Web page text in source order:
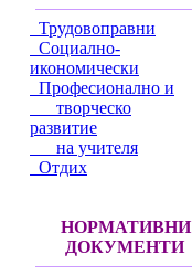
Трудовоправни
Социално-
икономически
Професионално и
творческо
развитие
на учителя
Отдих
НОРМАТИВНИ
ДОКУМЕНТИ